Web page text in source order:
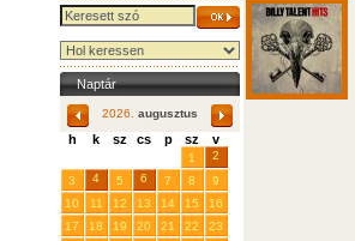
Naptár
2026. augusztus
h k sz cs p sz v
1
2
3
4 5 6 7 8
9
10
11 12 13 14 15
16
17
18 19 20 21 22
23